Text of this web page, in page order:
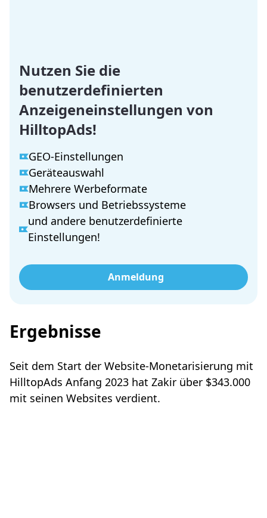
Nutzen Sie die
benutzerdefinierten
Anzeigeneinstellungen von
HilltopAds!
GEO-Einstellungen
Geräteauswahl
Mehrere Werbeformate
Browsers und Betriebssysteme
und andere benutzerdefinierte
Einstellungen!
Anmeldung
Ergebnisse
Seit dem Start der Website-Monetarisierung mit
HilltopAds Anfang 2023 hat Zakir über $343.000
mit seinen Websites verdient.